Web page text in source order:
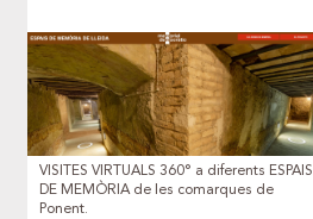
VISITES VIRTUALS 360° a diferents ESPAIS
DE MEMÒRIA de les comarques de
Ponent.